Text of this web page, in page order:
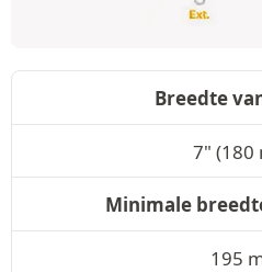
Breedte
7" (180
Minimale
195